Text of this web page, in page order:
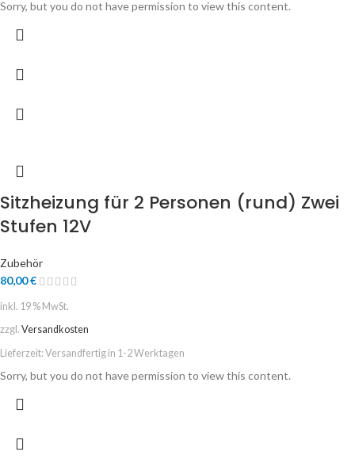
Sorry, but you do not have permission to view this content.
Sitzheizung für 2 Personen (rund) Zwei
Stufen 12V
Zubehör
80,00€
inkl. 19 % MwSt.
zzgl. Versandkosten
Lieferzeit: Versandfertig in 1-2 Werktagen
Sorry, but you do not have permission to view this content.